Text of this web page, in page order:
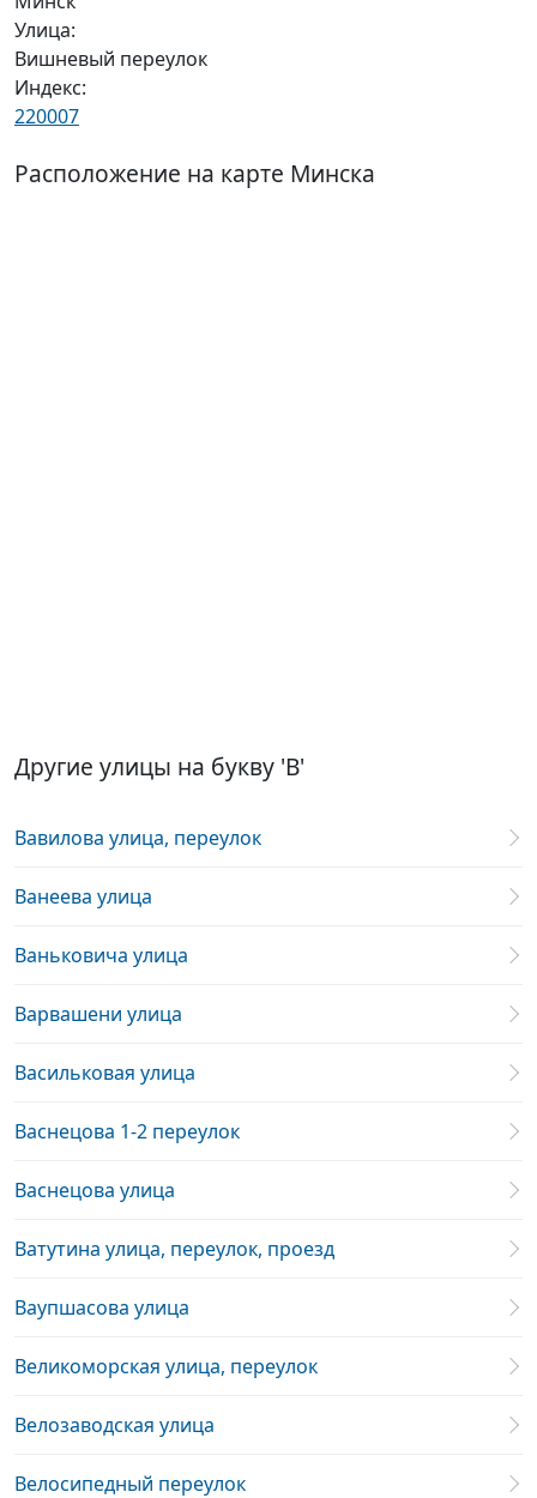
Улица:
Вишневый переулок
Индекс:
220007
Расположение на карте Минска
Другие улицы на букву 'В'
Вавилова улица, переулок
Ванеева улица
Ваньковича улица
Варвашени улица
Васильковая улица
Васнецова 1-2 переулок
Васнецова улица
Ватутина улица, переулок, проезд
Ваупшасова улица
Великоморская улица, переулок
Велозаводская улица
Велосипедный переулок